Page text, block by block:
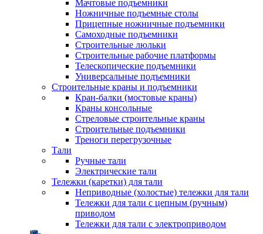
Мачтовые подъемники
Ножничные подъемные столы
Прицепные ножничные подъемники
Самоходные подъемники
Строительные люльки
Строительные рабочие платформы
Телескопические подъемники
Универсальные подъемники
Строительные краны и подъемники
Кран-балки (мостовые краны)
Краны консольные
Стреловые строительные краны
Строительные подъемники
Треноги перегрузочные
Тали
Ручные тали
Электрические тали
Тележки (каретки) для тали
Неприводные (холостые) тележки для тали
Тележки для тали с цепным (ручным)
приводом
Тележки для тали с электроприводом